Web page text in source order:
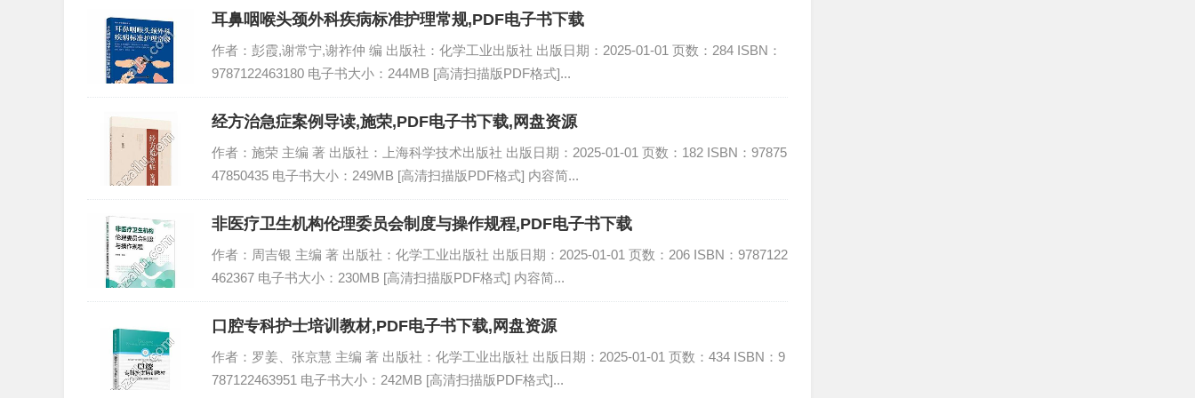
耳鼻咽喉头颈外科疾病标准护理常规,PDF电子书下载
作者：彭霞,谢常宁,谢祚仲 编 出版社：化学工业出版社 出版日期：2025-01-01 页数：284 ISBN：
9787122463180 电子书大小：244MB [高清扫描版PDF格式]...
经方治急症案例导读,施荣,PDF电子书下载,网盘资源
作者：施荣 主编 著 出版社：上海科学技术出版社 出版日期：2025-01-01 页数：182 ISBN：97875
47850435 电子书大小：249MB [高清扫描版PDF格式] 内容简...
非医疗卫生机构伦理委员会制度与操作规程,PDF电子书下载
作者：周吉银 主编 著 出版社：化学工业出版社 出版日期：2025-01-01 页数：206 ISBN：9787122
462367 电子书大小：230MB [高清扫描版PDF格式] 内容简...
口腔专科护士培训教材,PDF电子书下载,网盘资源
作者：罗姜、张京慧 主编 著 出版社：化学工业出版社 出版日期：2025-01-01 页数：434 ISBN：9
787122463951 电子书大小：242MB [高清扫描版PDF格式]...